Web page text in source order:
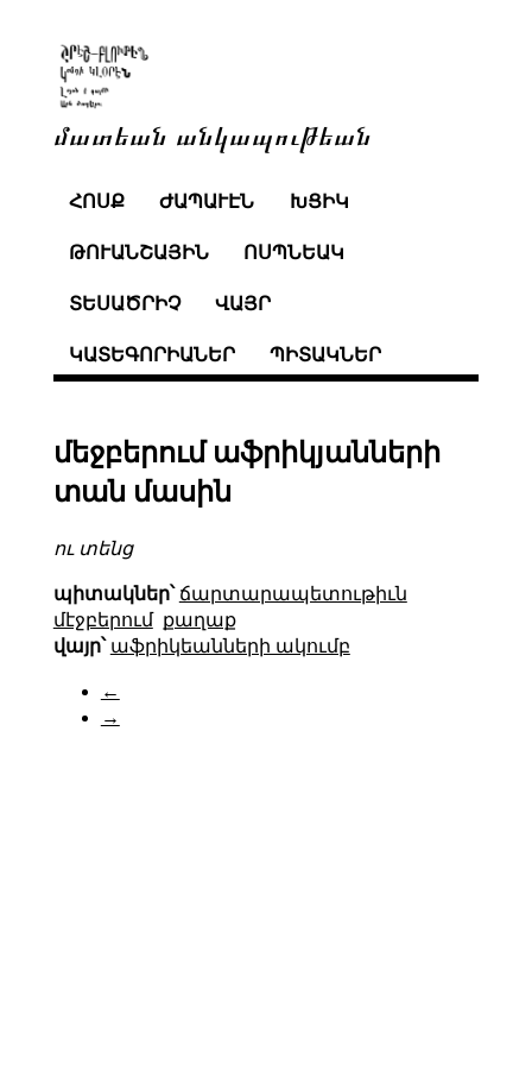
մատեան անկապութեան
ՀՈՍՔ ԺԱՊԱՒԷՆ ԽՑԻԿ
ԹՈՒԱՆՇԱՅԻՆ ՈՍՊՆԵԱԿ
ՏԵՍԱԾՐԻՉ ՎԱՅՐ
ԿԱՏԵԳՈՐԻԱՆԵՐ ՊԻՏԱԿՆԵՐ
մեջբերում աֆրիկյանների
տան մասին
ու տենց
պիտակներ՝ ճարտարապետութիւն
մէջբերում քաղաք
վայր՝ աֆրիկեանների ակումբ
←
→